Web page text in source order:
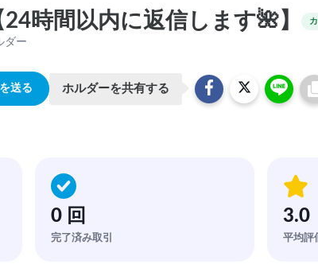
時間以内に返信します🌺】
ダー
送る ホルダーを共有する
0 回
完了済み取引
3.0
平均評